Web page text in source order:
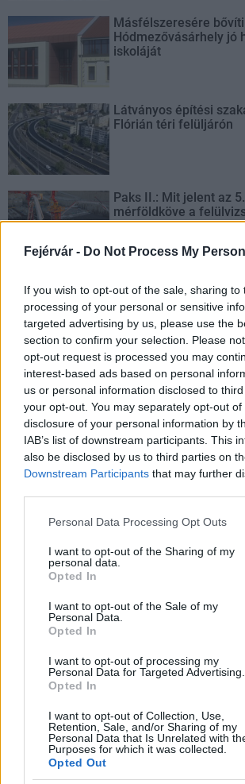
Fejérvár - Do Not Process My
If you wish to opt-out of the sale, sharing to
processing of your personal or sensitive
targeted advertising by us, please use the
section to confirm your selection. Please
opt-out request is processed you may
interest-based ads based on personal
us or personal information disclosed to
your opt-out. You may separately opt-out
disclosure of your personal information by
IAB’s list of downstream participants. This
also be disclosed by us to third parties on
Downstream Participants that may further
Please note that this website/app uses one
not limited to your visit or usage behaviour.
grant or deny consent to Google and its
use your data for below specified purposes
consent section.
Personal Data Processing Opt Outs
I want to opt-out of the Sharing of my
personal data.
Opted In
I want to opt-out of the Sale of my
Personal Data.
Opted In
I want to opt-out of processing my
Personal Data for Targeted Advertising.
Opted In
I want to opt-out of Collection, Use,
Retention, Sale, and/or Sharing of my
Personal Data that Is Unrelated with
Purposes for which it was collected.
Opted Out
Másfélszeresére
Hódmezővásárhely jó
iskoláját
Látványos építési
Flórián téri felüljárón
Paks II.: Mit jelent az
mérföldköve a
árnyékában?
AJÁNLJUK MÉG
Helyi hírek
Fáklyafényben tárul fel
belvárosa
Helyi hírek
Harmonia Albensis: négy nyári
Székesfehérvár templomait